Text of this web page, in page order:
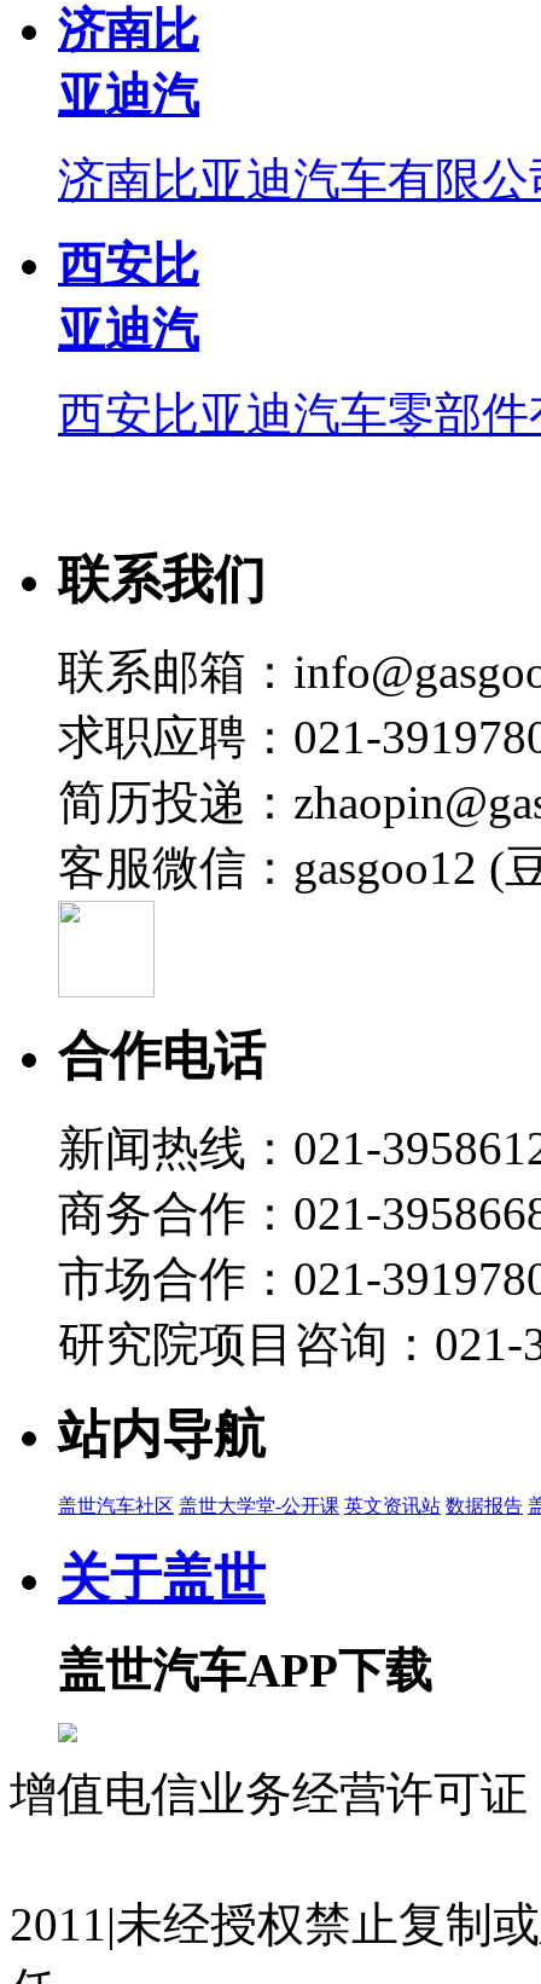
济南比
亚迪汽
济南比亚迪汽车有限公
西安比
亚迪汽
西安比亚迪汽车零部
联系我们
联系邮箱：
求职应聘：021-
简历投递：
客服微信：gasgoo12 (
合作电话
新闻热线：021-
商务合作：021-
市场合作：021-
研究院项目咨询：021-
站内导航
盖世汽车社区 盖世大学堂-公开课 英文资讯站 数据报告
关于盖世
盖世汽车APP下载
增值电信业务经营许可
2011|未经授权禁止复制